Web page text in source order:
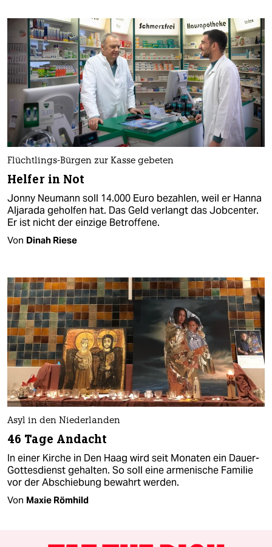
Flüchtlings-Bürgen zur Kasse gebeten
Helfer in Not
Jonny Neumann soll 14.000 Euro bezahlen, weil er Hanna
Aljarada geholfen hat. Das Geld verlangt das Jobcenter.
Er ist nicht der einzige Betroffene.
Von Dinah Riese
Asyl in den Niederlanden
46 Tage Andacht
In einer Kirche in Den Haag wird seit Monaten ein Dauer-
Gottesdienst gehalten. So soll eine armenische Familie
vor der Abschiebung bewahrt werden.
Von Maxie Römhild